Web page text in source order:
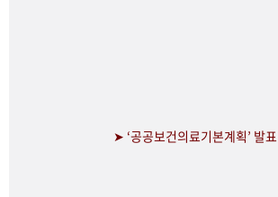
➤ ‘공공보건의료기본계획’ 발표